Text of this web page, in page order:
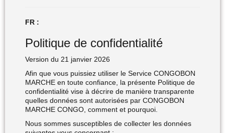
FR :
Politique de confidentialité
Version du 21 janvier 2026
Afin que vous puissiez utiliser le Service CONGOBON
MARCHE en toute confiance, la présente Politique de
confidentialité vise à décrire de manière transparente
quelles données sont autorisées par CONGOBON
MARCHE CONGO, comment et pourquoi.
Nous sommes susceptibles de collecter les données